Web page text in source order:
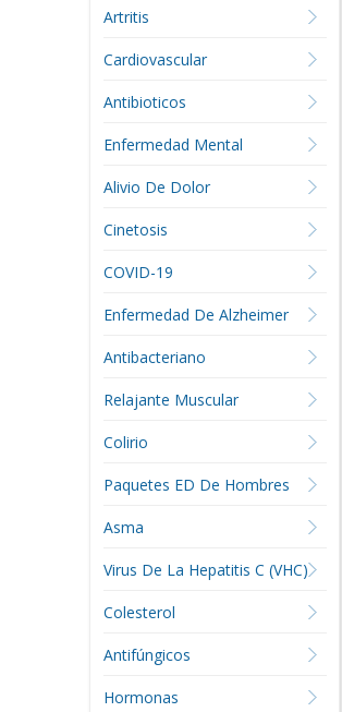
Artritis
Cardiovascular
Antibioticos
Enfermedad Mental
Alivio De Dolor
Cinetosis
COVID-19
Enfermedad De Alzheimer
Antibacteriano
Relajante Muscular
Colirio
Paquetes ED De Hombres
Asma
Virus De La Hepatitis C (VHC)
Colesterol
Antifúngicos
Hormonas